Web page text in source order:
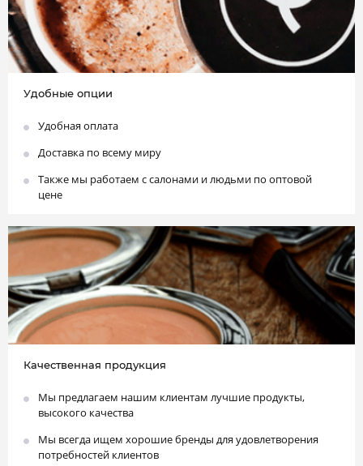
Удобные опции
Удобная оплата
Доставка по всему миру
Также мы работаем с салонами и людьми по оптовой
цене
Качественная продукция
Мы предлагаем нашим клиентам лучшие продукты,
высокого качества
Мы всегда ищем хорошие бренды для удовлетворения
потребностей клиентов